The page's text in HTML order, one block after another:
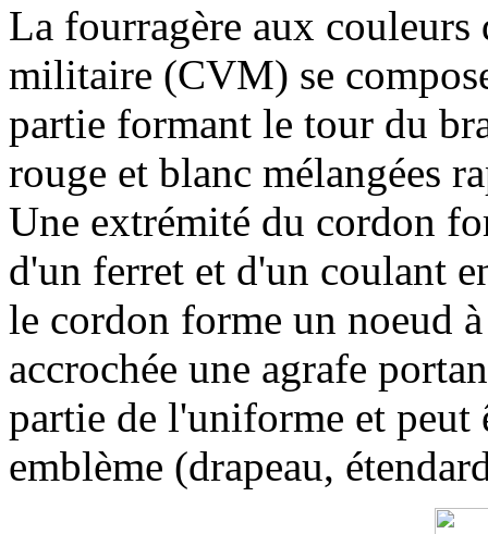
La fourragère aux
militaire (CVM) se
partie formant le tour du
rouge et blanc mélangées
Une extrémité du cordon
d'un ferret et d'un coulant
le cordon forme un noeud
accrochée une agrafe
partie de l'uniforme et peut
emblème (drapeau,